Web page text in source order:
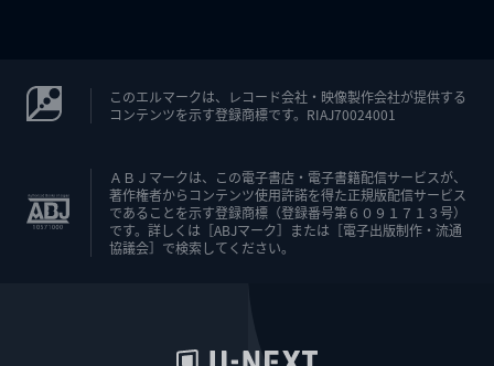
このエルマークは、レコード会社・映像製作会社が提供する
コンテンツを示す登録商標です。RIAJ70024001
ＡＢＪマークは、この電子書店・電子書籍配信サービスが、
著作権者からコンテンツ使用許諾を得た正規版配信サービス
であることを示す登録商標（登録番号第６０９１７１３号）
です。詳しくは［ABJマーク］または［電子出版制作・流通
協議会］で検索してください。